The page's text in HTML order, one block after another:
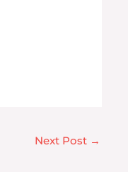
Next Post →